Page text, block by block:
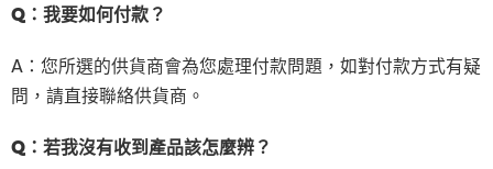
Q：我要如何付款？
A：您所選的供貨商會為您處理付款問題，如對付款方式有疑
問，請直接聯絡供貨商。
Q：若我沒有收到產品該怎麼辨？